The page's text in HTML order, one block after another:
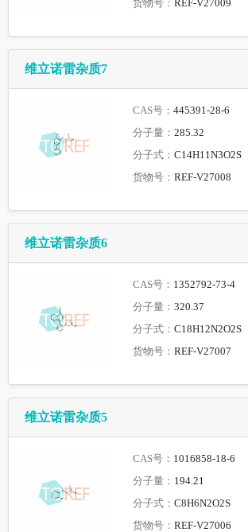
货物号：REF-V27009
维立诺雷杂质7
CAS号：445391-28-6
分子量：285.32
分子式：C14H11N3O2S
货物号：REF-V27008
维立诺雷杂质6
CAS号： 1352792-73-4
分子量：320.37
分子式：C18H12N2O2S
货物号：REF-V27007
维立诺雷杂质5
CAS号： 1016858-18-6
分子量： 194.21
分子式：C8H6N2O2S
货物号：REF-V27006